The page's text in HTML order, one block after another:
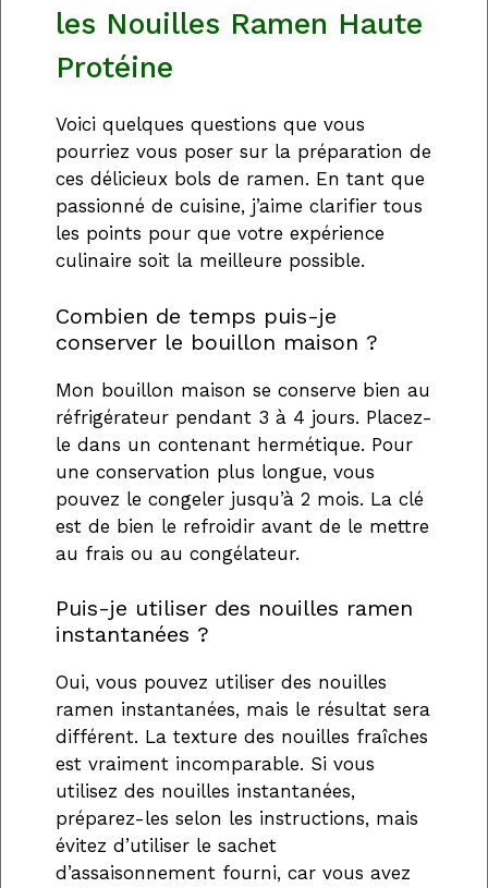
les Nouilles Ramen Haute
Protéine
Voici quelques questions que vous
pourriez vous poser sur la préparation de
ces délicieux bols de ramen. En tant que
passionné de cuisine, j’aime clarifier tous
les points pour que votre expérience
culinaire soit la meilleure possible.
Combien de temps puis-je
conserver le bouillon maison ?
Mon bouillon maison se conserve bien au
réfrigérateur pendant 3 à 4 jours. Placez-
le dans un contenant hermétique. Pour
une conservation plus longue, vous
pouvez le congeler jusqu’à 2 mois. La clé
est de bien le refroidir avant de le mettre
au frais ou au congélateur.
Puis-je utiliser des nouilles ramen
instantanées ?
Oui, vous pouvez utiliser des nouilles
ramen instantanées, mais le résultat sera
différent. La texture des nouilles fraîches
est vraiment incomparable. Si vous
utilisez des nouilles instantanées,
préparez-les selon les instructions, mais
évitez d’utiliser le sachet
d’assaisonnement fourni, car vous avez